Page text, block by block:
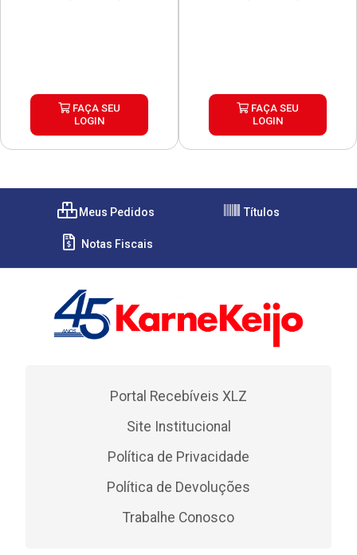
FAÇA SEU
LOGIN
FAÇA SEU
LOGIN
Meus Pedidos Títulos
Notas Fiscais
Portal Recebíveis XLZ
Site Institucional
Política de Privacidade
Política de Devoluções
Trabalhe Conosco